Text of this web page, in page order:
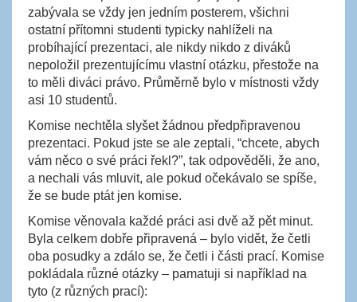
zabývala se vždy jen jedním posterem, všichni
ostatní přítomni studenti typicky nahlíželi na
probíhající prezentaci, ale nikdy nikdo z diváků
nepoložil prezentujícímu vlastní otázku, přestože na
to měli diváci právo. Průměrně bylo v místnosti vždy
asi 10 studentů.
Komise nechtěla slyšet žádnou předpřipravenou
prezentaci. Pokud jste se ale zeptali, “chcete, abych
vám něco o své práci řekl?”, tak odpověděli, že ano,
a nechali vás mluvit, ale pokud očekávalo se spíše,
že se bude ptát jen komise.
Komise věnovala každé práci asi dvě až pět minut.
Byla celkem dobře připravená – bylo vidět, že četli
oba posudky a zdálo se, že četli i části prací. Komise
pokládala různé otázky – pamatuji si například na
tyto (z různých prací):